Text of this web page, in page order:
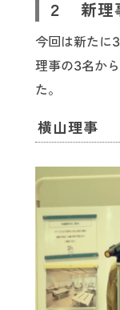
２ 新理
今回は新たに
理事の3名か
た。
横山理事